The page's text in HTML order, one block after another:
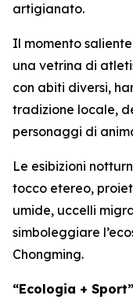
artigianato.
Il momento
una vetrina di
con abiti diversi,
tradizione locale,
personaggi di
Le esibizioni
tocco etereo,
umide, uccelli
simboleggiare
Chongming.
“Ecologia +